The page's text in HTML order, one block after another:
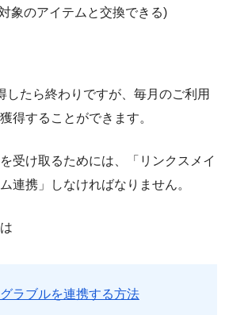
象のアイテムと交換できる)
したら終わりですが、毎月のご利用
得することができます。
受け取るためには、「リンクスメイ
連携」しなければなりません。
ラブルを連携する方法